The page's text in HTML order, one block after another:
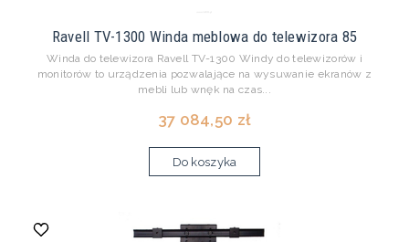
Ravell TV-1300 Winda meblowa do telewizora 85
Winda do telewizora Ravell TV-1300 Windy do telewizorów i
monitorów to urządzenia pozwalające na wysuwanie ekranów z
mebli lub wnęk na czas...
37 084,50 zł
Do koszyka